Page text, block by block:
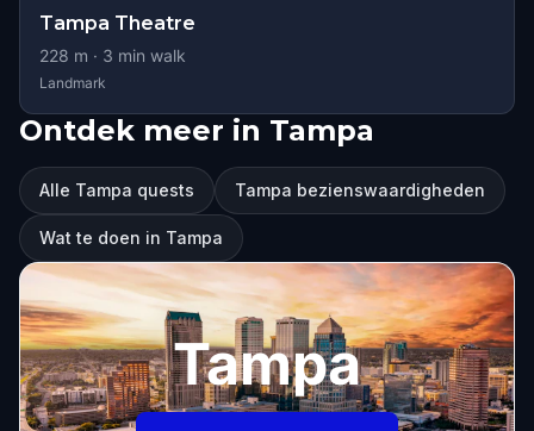
Tampa Theatre
228 m · 3 min walk
Landmark
Ontdek meer in Tampa
Alle Tampa quests Tampa bezienswaardigheden
Wat te doen in Tampa
Tampa